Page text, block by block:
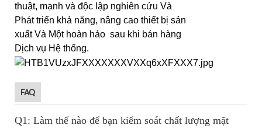
thuật, mạnh và độc lập nghiên cứu Và
Phát triển khả năng, nâng cao thiết bị sản
xuất Và Một hoàn hảo sau khi bán hàng
Dịch vụ Hệ thống.
FAQ
Q1: Làm thế nào để bạn kiểm soát chất lượng mặt